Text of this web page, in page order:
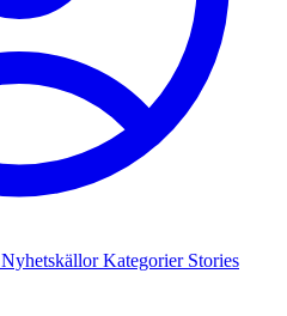
NyhetskällorKategorier Stories